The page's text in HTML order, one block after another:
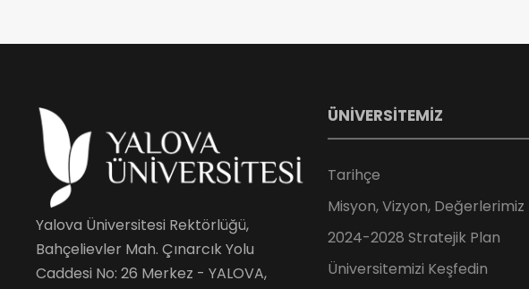
Yalova Üniversitesi Rektörlüğü,
Bahçelievler Mah. Çınarcık Yolu
Caddesi No: 26 Merkez - YALOVA,
ÜNİVERSİTEMİZ
Tarihçe
Misyon, Vizyon, Değerlerimiz
2024-2028 Stratejik Plan
Üniversitemizi Keşfedin